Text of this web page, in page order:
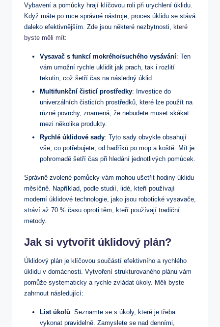
Vybavení a pomůcky hrají klíčovou roli při urychlení úklidu.
Když máte po ruce správné nástroje, proces úklidu se stává
daleko efektivnějším. Zde jsou některé nezbytnosti,
které
byste měli mít:
Vysavač s funkcí mokrého/suchého vysávání: Ten
vám umožní rychle uklidit jak prach, tak i rozlití
tekutin, což šetří čas na následný úklid.
Multifunkční čisticí prostředky: Investice do
univerzálních čisticích prostředků, které lze použít na
různé povrchy, znamená, že nebudete muset skákat
mezi několika produkty.
Rychlé úklidové sady: Tyto sady obvykle obsahují
vše, co potřebujete, od hadříků po mop a koště. Mít je
pohromadě šetří čas při hledání jednotlivých pomůcek.
Správně zvolené pomůcky vám mohou ušetřit hodiny úklidu
měsíčně. Například, podle studií, lidé, kteří používají
moderní úklidové technologie, jako jsou robotické vysavače,
stráví až 70 % času oproti těm, kteří používají tradiční
metody.
Jak si vytvořit úklidový plán?
Úklidový plán je klíčovou součástí efektivního a rychlého
úklidu v domácnosti. Vytvoření strukturovaného plánu vám
pomůže systematicky a rychle zvládat úkoly. Měli byste
zahrnout následující:
List úkolů: Seznamte se s úkoly, které je třeba
vykonat pravidelně. Zamyslete se nad denními,